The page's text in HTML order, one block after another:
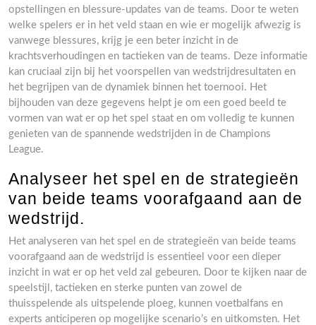
opstellingen en blessure-updates van de teams. Door te weten
welke spelers er in het veld staan en wie er mogelijk afwezig is
vanwege blessures, krijg je een beter inzicht in de
krachtsverhoudingen en tactieken van de teams. Deze informatie
kan cruciaal zijn bij het voorspellen van wedstrijdresultaten en
het begrijpen van de dynamiek binnen het toernooi. Het
bijhouden van deze gegevens helpt je om een goed beeld te
vormen van wat er op het spel staat en om volledig te kunnen
genieten van de spannende wedstrijden in de Champions
League.
Analyseer het spel en de strategieën
van beide teams voorafgaand aan de
wedstrijd.
Het analyseren van het spel en de strategieën van beide teams
voorafgaand aan de wedstrijd is essentieel voor een dieper
inzicht in wat er op het veld zal gebeuren. Door te kijken naar de
speelstijl, tactieken en sterke punten van zowel de
thuisspelende als uitspelende ploeg, kunnen voetbalfans en
experts anticiperen op mogelijke scenario’s en uitkomsten. Het